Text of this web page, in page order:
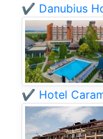
✔️ Danubius
✔️ Hotel